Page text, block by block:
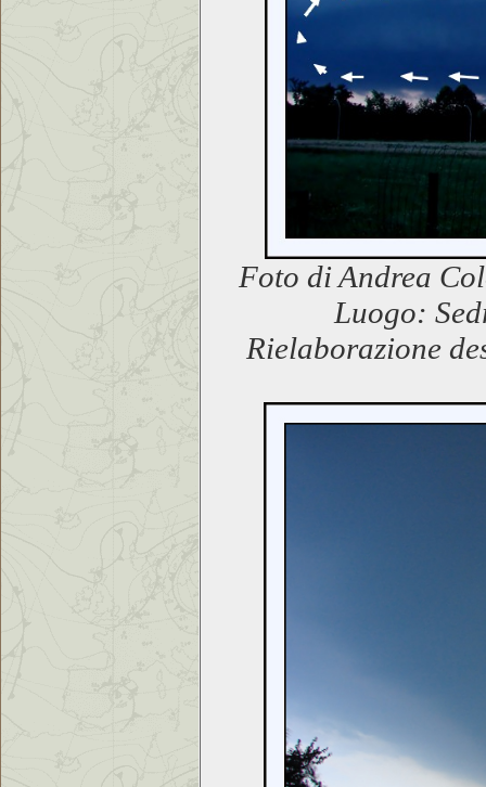
Foto di Andrea
Luogo:
Rielaborazione